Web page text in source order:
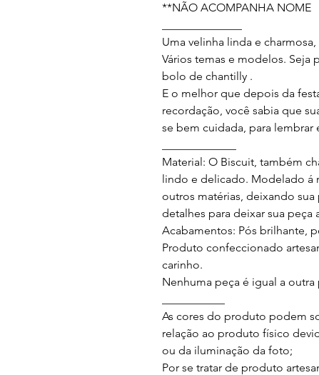
**NÃO ACOMPANHA NOME
Uma velinha linda e
Vários temas e modelos. Seja
bolo de chantilly .
E o melhor que depois da
recordação, você sabia que
se bem cuidada, para
Material: O Biscuit, também
lindo e delicado. Modelado á
outros matérias, deixando
detalhes para deixar sua peça
Acabamentos: Pós brilhante,
Produto confeccionado
carinho.
Nenhuma peça é igual a
As cores do produto podem
relação ao produto físico
ou da iluminação da foto;
Por se tratar de produto